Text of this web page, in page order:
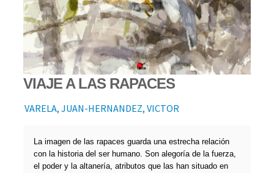
VIAJE A LAS RAPACES
VARELA, JUAN-HERNANDEZ, VICTOR
La imagen de las rapaces guarda una estrecha relación
con la historia del ser humano. Son alegoría de la fuerza,
el poder y la altanería, atributos que las han situado en